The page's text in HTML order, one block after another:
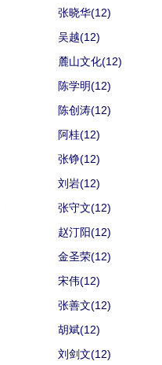
张晓华(12)
吴越(12)
麓山文化(12)
陈学明(12)
陈创涛(12)
阿桂(12)
张铮(12)
刘岩(12)
张守文(12)
赵汀阳(12)
金圣荣(12)
宋伟(12)
张善文(12)
胡斌(12)
刘剑文(12)